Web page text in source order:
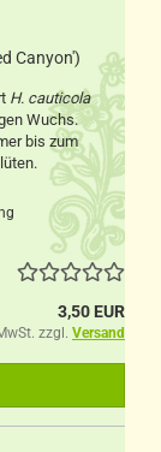
Canyon')
H. cauticola
Wuchs.
bis zum
3,50 EUR
zzgl. Versand